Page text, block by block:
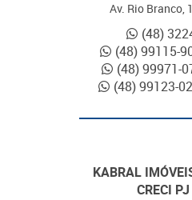
Av. Rio Branco,
(48)
(48) 99115-
(48) 99971-
(48) 99123-
KABRAL
CRECI